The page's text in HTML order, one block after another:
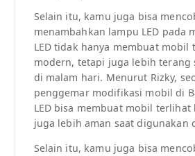
Selain itu, kamu juga bisa
menambahkan lampu LED pada
LED tidak hanya membuat
modern, tetapi juga lebih terang
di malam hari. Menurut Rizky,
penggemar modifikasi mobil di
LED bisa membuat mobil
juga lebih aman saat digunakan
Selain itu, kamu juga bisa